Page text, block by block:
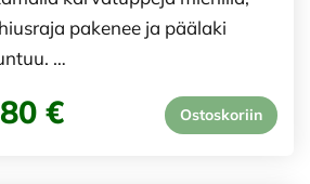
pakenee ja päälaki
…
€ Ostoskoriin